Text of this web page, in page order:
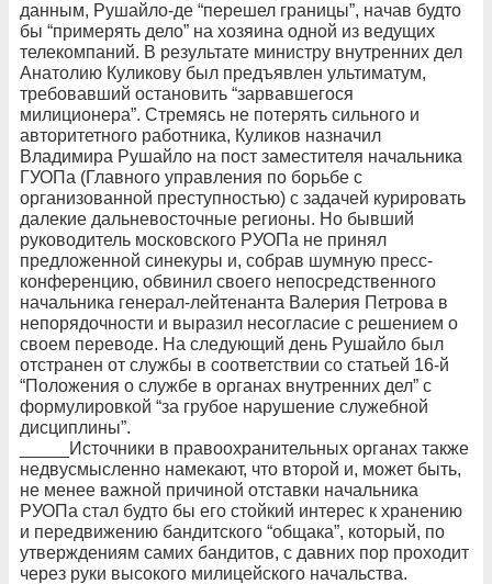
данным, Рушайло-де “перешел границы”, начав будто
бы “примерять дело” на хозяина одной из ведущих
телекомпаний. В результате министру внутренних дел
Анатолию Куликову был предъявлен ультиматум,
требовавший остановить “зарвавшегося
милиционера”. Стремясь не потерять сильного и
авторитетного работника, Куликов назначил
Владимира Рушайло на пост заместителя начальника
ГУОПа (Главного управления по борьбе с
организованной преступностью) с задачей курировать
далекие дальневосточные регионы. Но бывший
руководитель московского РУОПа не принял
предложенной синекуры и, собрав шумную пресс-
конференцию, обвинил своего непосредственного
начальника генерал-лейтенанта Валерия Петрова в
непорядочности и выразил несогласие с решением о
своем переводе. На следующий день Рушайло был
отстранен от службы в соответствии со статьей 16-й
“Положения о службе в органах внутренних дел” с
формулировкой “за грубое нарушение служебной
дисциплины”.
_____Источники в правоохранительных органах также
недвусмысленно намекают, что второй и, может быть,
не менее важной причиной отставки начальника
РУОПа стал будто бы его стойкий интерес к хранению
и передвижению бандитского “общака”, который, по
утверждениям самих бандитов, с давних пор проходит
через руки высокого милицейского начальства.